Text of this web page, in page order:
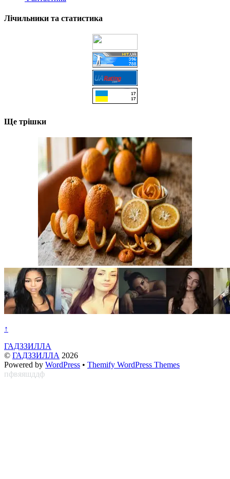
Лічильники та статистика
Ще трішки
↑
ГАДЗЗИЛЛА
© ГАДЗЗИЛЛА 2026
Powered by WordPress • Themify WordPress Themes
пфвяяшддф